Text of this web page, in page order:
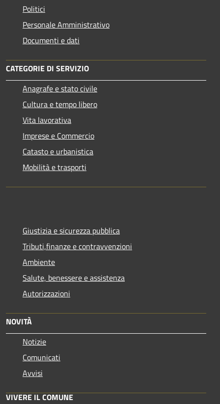
Politici
Personale Amministrativo
Documenti e dati
CATEGORIE DI SERVIZIO
Anagrafe e stato civile
Cultura e tempo libero
Vita lavorativa
Imprese e Commercio
Catasto e urbanistica
Mobilità e trasporti
Giustizia e sicurezza pubblica
Tributi,finanze e contravvenzioni
Ambiente
Salute, benessere e assistenza
Autorizzazioni
NOVITÀ
Notizie
Comunicati
Avvisi
VIVERE IL COMUNE